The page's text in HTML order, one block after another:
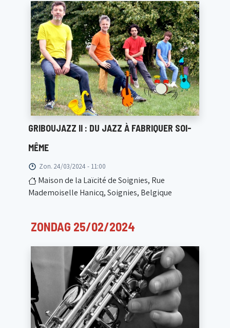
GRIBOUJAZZ II : DU JAZZ À FABRIQUER SOI-
MÊME
Zon. 24/03/2024 - 11:00
Maison de la Laïcité de Soignies, Rue
Mademoiselle Hanicq, Soignies, Belgique
ZONDAG 25/02/2024